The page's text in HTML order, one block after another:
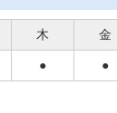
木 金
● ●